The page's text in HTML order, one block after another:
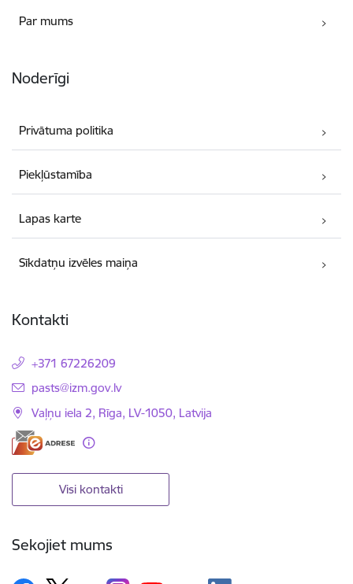
Par mums
Noderīgi
Privātuma politika
Piekļūstamība
Lapas karte
Sīkdatņu izvēles maiņa
Kontakti
+371 67226209
E-pasts:
pasts@izm.gov.lv
Vaļņu iela 2, Rīga, LV-1050, Latvija
Visi kontakti
Sekojiet mums